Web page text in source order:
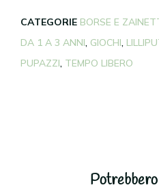
CATEGORIE BORSE E
DA 1 A 3 ANNI GIOCHI
PUPAZZI TEMPO LIBERO